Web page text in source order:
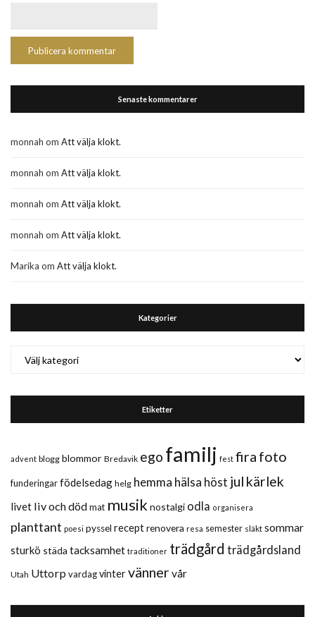
Senaste kommentarer
monnah om Att välja klokt.
monnah om Att välja klokt.
monnah om Att välja klokt.
monnah om Att välja klokt.
Marika om Att välja klokt.
Kategorier
Etiketter
advent blogg blommor Bredavik ego familj fest fira foto
funderingarfödelsedag helg hemma hälsa höst jul kärlek
livet liv och dödmat musik nostalgi odla organisera
planttant poesi pyssel receptrenovera resa semester släkt sommar
sturkö städa tacksamhet traditioner trädgård trädgårdsland
Utah Uttorp vardagvintervänner vår